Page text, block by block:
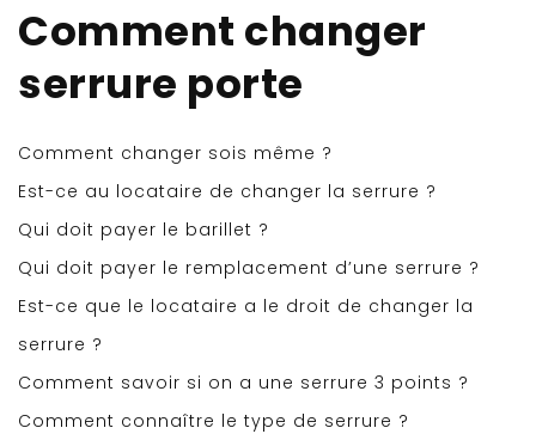
Comment changer
serrure porte
Comment changer sois même ?
Est-ce au locataire de changer la serrure ?
Qui doit payer le barillet ?
Qui doit payer le remplacement d’une serrure ?
Est-ce que le locataire a le droit de changer la
serrure ?
Comment savoir si on a une serrure 3 points ?
Comment connaître le type de serrure ?